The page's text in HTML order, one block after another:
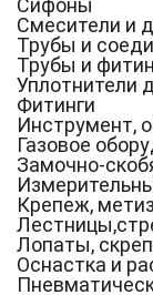
Сифоны
Смесители и
Трубы и
Трубы и
Уплотнители
Фитинги
Инструмент,
Газовое
Замочно-
Крепеж,
Лопаты,
Оснастка и